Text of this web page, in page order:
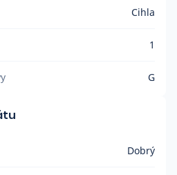
Cihla
1
G
Dobrý